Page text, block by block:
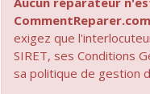
CommentReparer.com
exigez que
SIRET, ses Conditions
sa politique de gestion